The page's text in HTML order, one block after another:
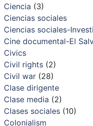
Ciencia (3)
Ciencias sociales
Ciencias sociales-
Cine documental-El
Civics
Civil rights(2)
Civil war(28)
Clase dirigente
Clase media (2)
Clases sociales(10)
Colonialism